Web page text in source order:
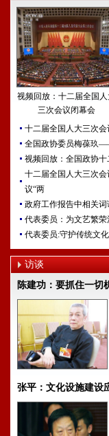
视频回放：十二届全国
三次会议闭幕会
十二届全国人大三次会
全国政协委员梅葆玖
视频回放：全国政协
十二届全国人大三次
议“两
政府工作报告中相关词
代表委员：为文艺繁荣
代表委员:守护传统文
访谈
陈建功：要抓住一切
张平：文化设施建设